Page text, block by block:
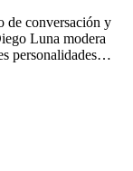
de conversación y
Luna modera
personalidades…